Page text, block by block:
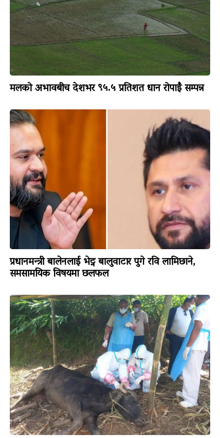
मलको अभावबीच देशभर ९५.५ प्रतिशत धान रोपाइँ सम्पन्न
प्रधानमन्त्री बालेनलाई भेट्न बालुवाटार पुगे रवि लामिछाने,
समसामयिक विषयमा छलफल